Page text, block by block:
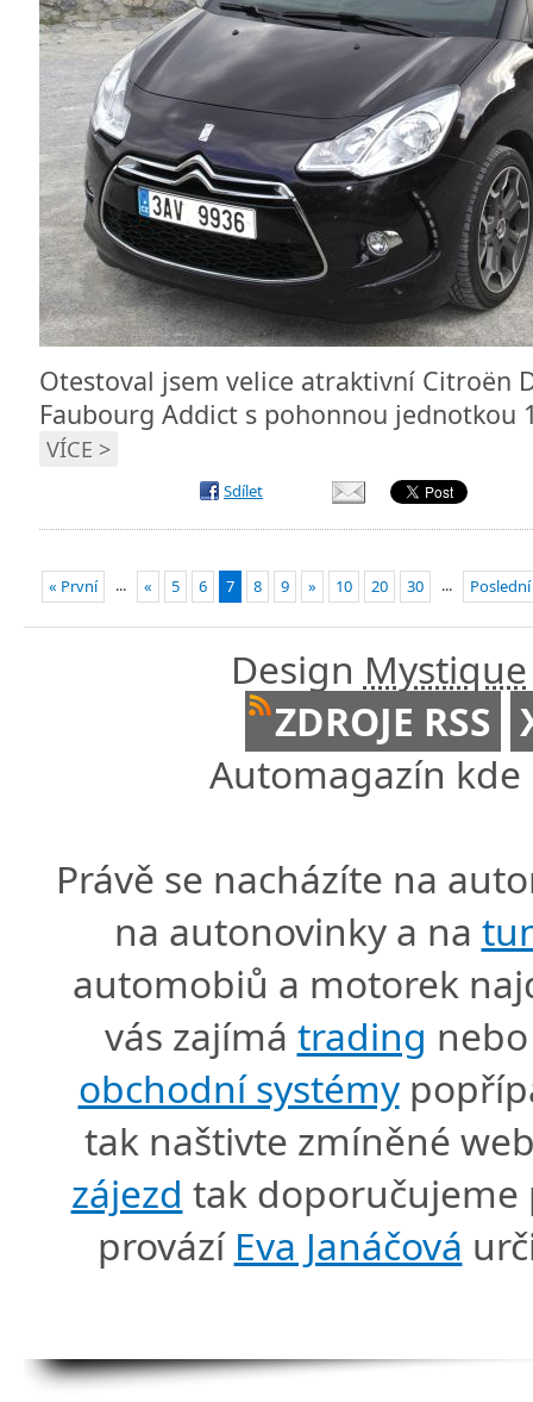
Otestoval jsem velice atraktivní Citroën
Faubourg Addict s pohonnou jednotkou
VÍCE >
Sdílet
« První ... « 5 6 7 8 9 » 10 20 30 ...
Design Mystique
ZDROJE RSS
Automagazín
Právě se nacházíte na
na autonovinky a na
automobiů a motorek
vás zajímá trading
obchodní systémy
tak naštivte zmíněné
zájezd tak doporučujeme
provází Eva Janáčová